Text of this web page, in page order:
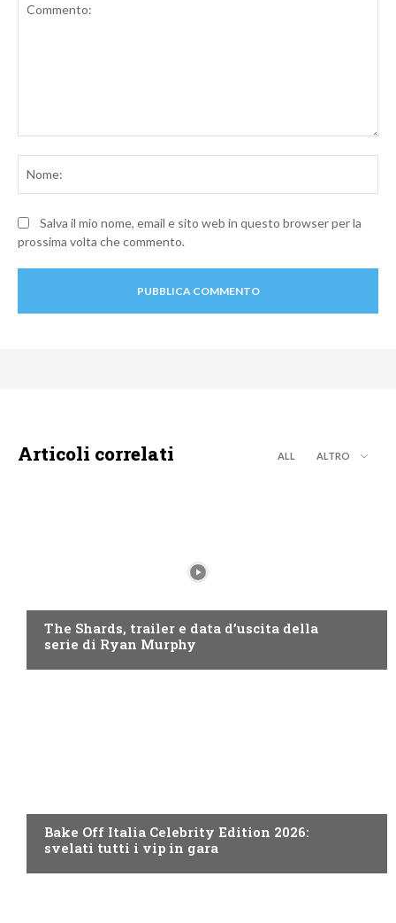
Salva il mio nome, email e sito web in questo browser per la
prossima volta che commento.
Articoli correlati ALL ALTRO
The Shards, trailer e data d’uscita della
serie di Ryan Murphy
Bake Off Italia Celebrity Edition 2026:
svelati tutti i vip in gara